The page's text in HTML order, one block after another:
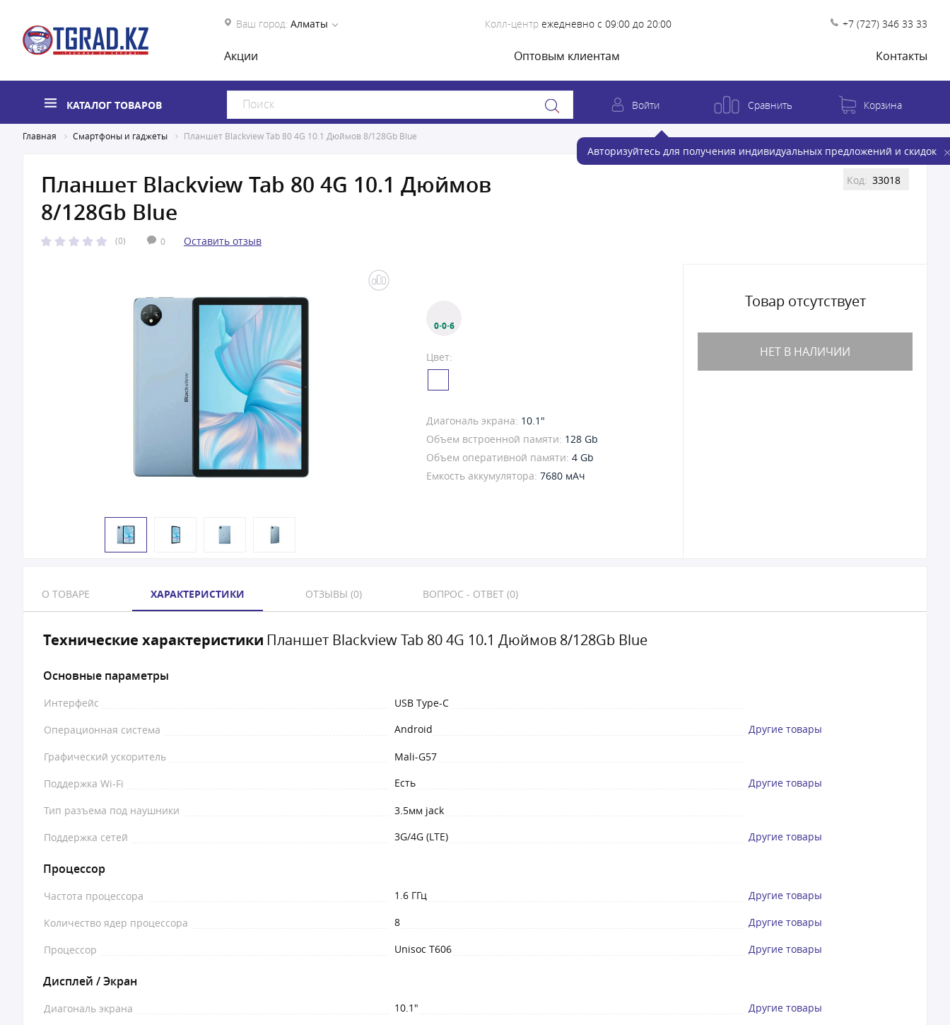
Ваш город: Алматы Колл-центр ежедневно с 09:00 до 20:00 +7 (727) 346 33 33
Акции Оптовым клиентам Контакты
КАТАЛОГ ТОВАРОВ Войти
Авторизуйтесь для получения индивидуальных предложений и скидок
Сравнить Корзина
Главная Смартфоны и гаджеты Планшет Blackview Tab 80 4G 10.1 Дюймов 8/128Gb Blue
Планшет Blackview Tab 80 4G 10.1 Дюймов
8/128Gb Blue
(0) 0 Оставить отзыв
Код: 33018
0·0·6
Цвет:
Диагональ экрана: 10.1"
Объем встроенной памяти: 128 Gb
Объем оперативной памяти: 4 Gb
Емкость аккумулятора: 7680 мАч
Товар отсутствует
НЕТ В НАЛИЧИИ
О ТОВАРЕ ХАРАКТЕРИСТИКИ ОТЗЫВЫ (0) ВОПРОС - ОТВЕТ (0)
Технические характеристики Планшет Blackview Tab 80 4G 10.1 Дюймов 8/128Gb Blue
Основные параметры
Интерфейс
USB Type-C
Операционная система
Android Другие товары
Графический ускоритель
Mali-G57
Поддержка Wi-Fi
Есть Другие товары
Тип разъема под наушники
3.5мм jack
Поддержка сетей
3G/4G (LTE) Другие товары
Процессор
Частота процессора 1.6 ГГц Другие товары
Количество ядер процессора 8 Другие товары
Процессор Unisoc T606 Другие товары
Дисплей / Экран
Диагональ экрана 10.1" Другие товары